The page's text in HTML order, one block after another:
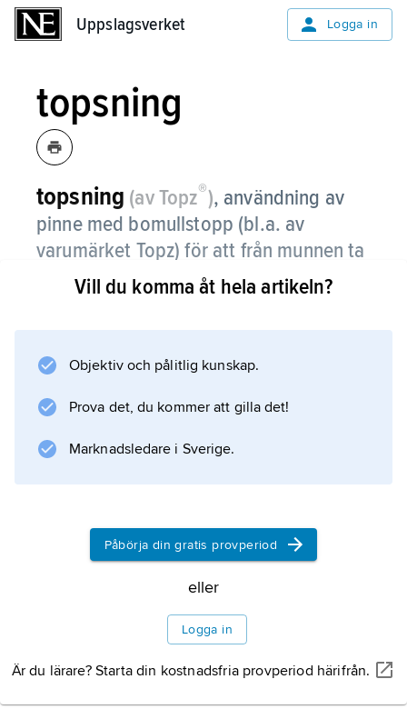
Uppslagsverket Logga in
topsning
topsning (av Topz®), användning av
pinne med bomullstopp (bl.a. av
varumärket Topz) för att från munnen ta
prov för DNA-undersökning, främst
med en skumgummikudde, men termen
topsa
är fortfarande vanliga. Provet tas genom att
Vill du komma åt hela artikeln?
Objektiv och pålitlig kunskap.
Prova det, du kommer att gilla det!
Marknadsledare i Sverige.
Påbörja din gratis provperiod
eller
Logga in
Är du lärare? Starta din kostnadsfria provperiod härifrån.